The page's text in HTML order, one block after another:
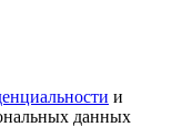
и
данных